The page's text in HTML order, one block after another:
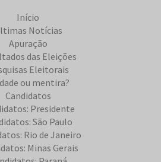
Início
Notícias
Apuração
das Eleições
Eleitorais
ou mentira?
Candidatos
Presidente
São Paulo
Rio de Janeiro
Minas Gerais